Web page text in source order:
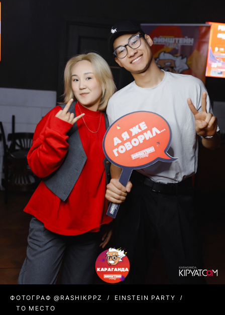
ФОТОГРАФ @RASHIKPPZ
EINSTEIN PARTY
ТО МЕСТО